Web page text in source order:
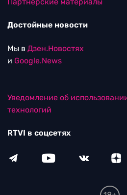
Достойные новости
Мы в Дзен.Новостях
и Google.News
Уведомление об
технологий
RTVI в соцсетях